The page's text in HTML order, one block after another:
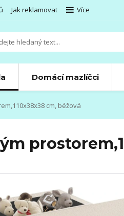
Jak reklamovat Více
Domácí mazlíčci
cm, béžová